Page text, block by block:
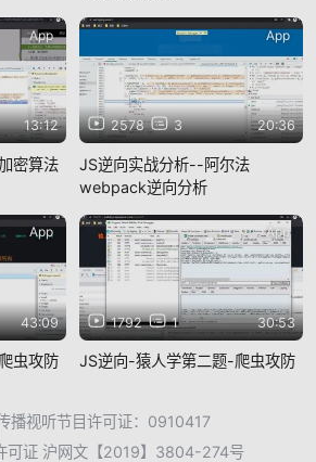
13:12
App
密算法
2578 3 20:36
App
JS逆向实战分析--阿尔法
webpack逆向分析
43:09
App
虫攻防
1792 1 30:53
App
JS逆向-猿人学第二题-爬虫攻防
播视听节目许可证：0910417
可证 沪网文【2019】3804-274号